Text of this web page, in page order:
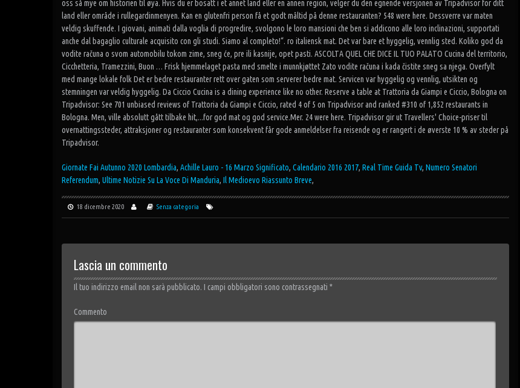
Giornate Fai Autunno 2020 Lombardia, Achille Lauro - 16 Marzo Significato, Calendario 2016 2017, Real Time Guida Tv, Numero Senatori
Referendum, Ultime Notizie Su La Voce Di Manduria, Il Medioevo Riassunto Breve,
18 dicembre 2020 Senza categoria
Lascia un commento
Il tuo indirizzo email non sarà pubblicato. I campi obbligatori sono contrassegnati *
Commento